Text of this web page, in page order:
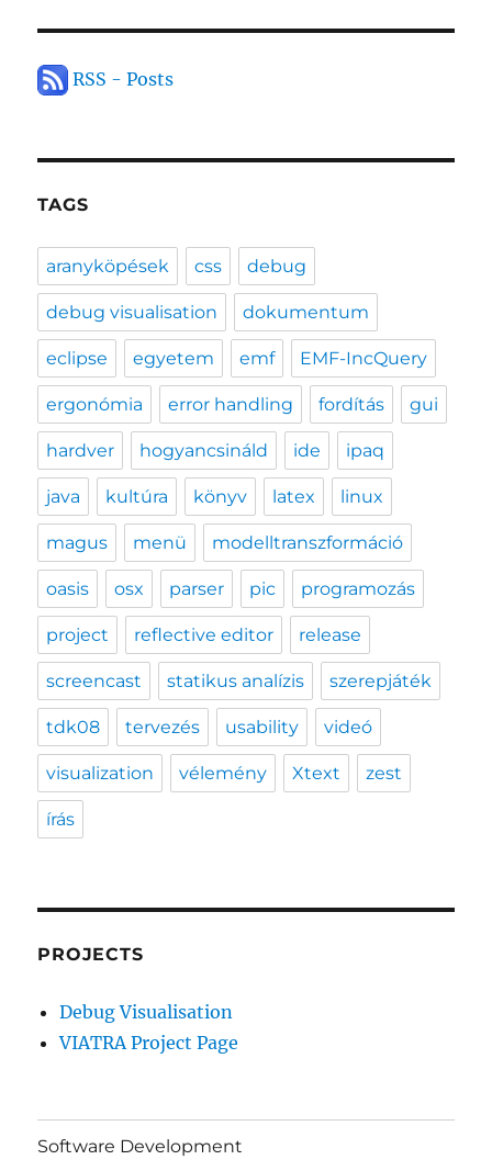
RSS - Posts
TAGS
aranyköpések css debug
debug visualisation dokumentum
eclipse egyetem emf EMF-IncQuery
ergonómia error handling fordítás gui
hardver hogyancsináld ide ipaq
java kultúra könyv latex linux
magus menü modelltranszformáció
oasis osx parser pic programozás
project reflective editor release
screencast statikus analízis szerepjáték
tdk08 tervezés usability videó
visualization vélemény Xtext zest
írás
PROJECTS
Debug Visualisation
VIATRA Project Page
Software Development